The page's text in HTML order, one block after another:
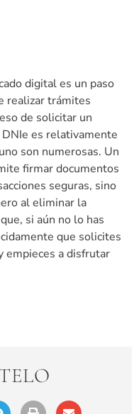
digital es un paso
realizar trámites
de solicitar un
es relativamente
son numerosas. Un
firmar documentos
seguras, sino
al eliminar la
si aún no lo has
que solicites
empieces a disfrutar